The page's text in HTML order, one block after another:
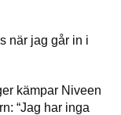
när jag går in i
kämpar Niveen
“Jag har inga